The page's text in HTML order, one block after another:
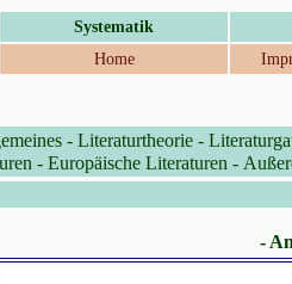
Systematik
Home
- Literaturtheorie -
- Europäische Literaturen -
-